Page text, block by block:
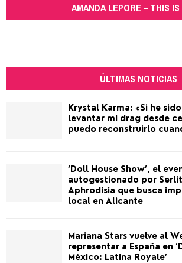
AMANDA LEPORE – THIS IS
ÚLTIMAS NOTICIAS
Krystal Karma: «Si he
levantar mi drag desde
puedo reconstruirlo
‘Doll House Show’, el
autogestionado por
Aphrodisia que busca
local en Alicante
Mariana Stars vuelve al
representar a España en
México: Latina Royale’